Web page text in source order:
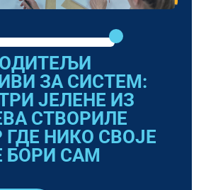
ЗА СИСТЕМ:
ЈЕЛЕНЕ ИЗ
СТВОРИЛЕ
НИКО СВОЈЕ
БОРИ САМ